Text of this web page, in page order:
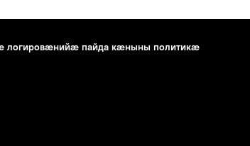
логировæнийæ пайда кæныны политикæ